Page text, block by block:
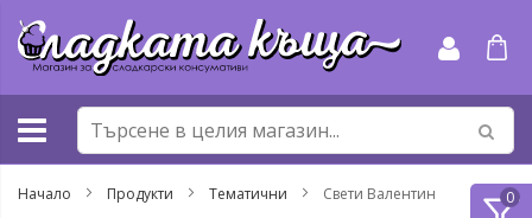
към
съдържанието
Начало Продукти Тематични Свети Валентин